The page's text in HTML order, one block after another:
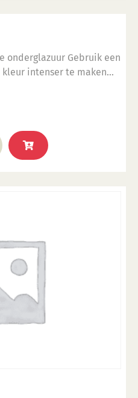
onderglazuur Gebruik een
intenser te maken
mits er een transparant